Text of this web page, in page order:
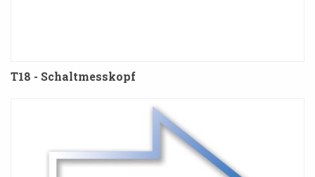
T18 - Schaltmesskopf